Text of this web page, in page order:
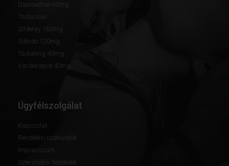
Dapoxetine 60mg
Tadaslow
Sildelay 160mg
Silbido 120mg
Tadalong 40mg
Varderapid 40mg
Ügyfélszolgálat
Kapcsolat
Rendelési tudnivalók
Impresszum
Szerződési feltételek